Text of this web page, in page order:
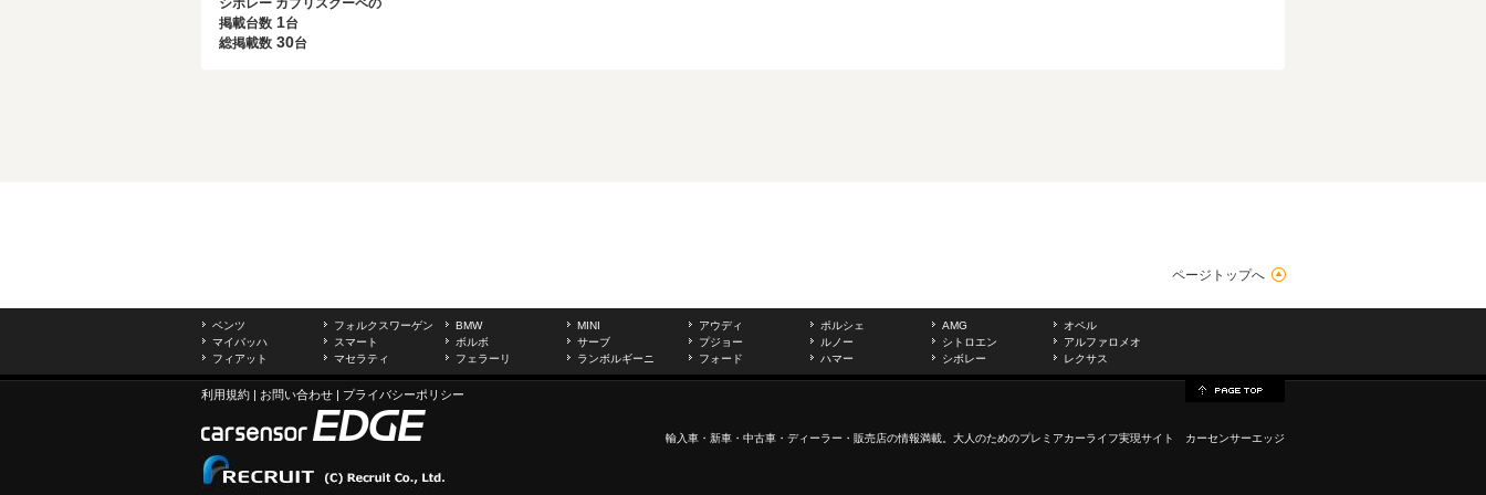
掲載台数 1台
総掲載数 30台
ページトップへ
ベンツ フォルクスワーゲン BMW MINI アウディ ポルシェ AMG
オペル
マイバッハ
スマート ボルボ サーブ プジョー ルノー シトロエン
アルファロメオ
フィアット
マセラティ フェラーリ ランボルギーニ フォード ハマー シボレー レクサス
利用規約 | お問い合わせ | プライバシーポリシー
輸入車 ・新車・ 中古車 ・ディーラー・販売店の情報満載。大人のためのプレミアカーライフ実現サイト カーセンサーエッジ